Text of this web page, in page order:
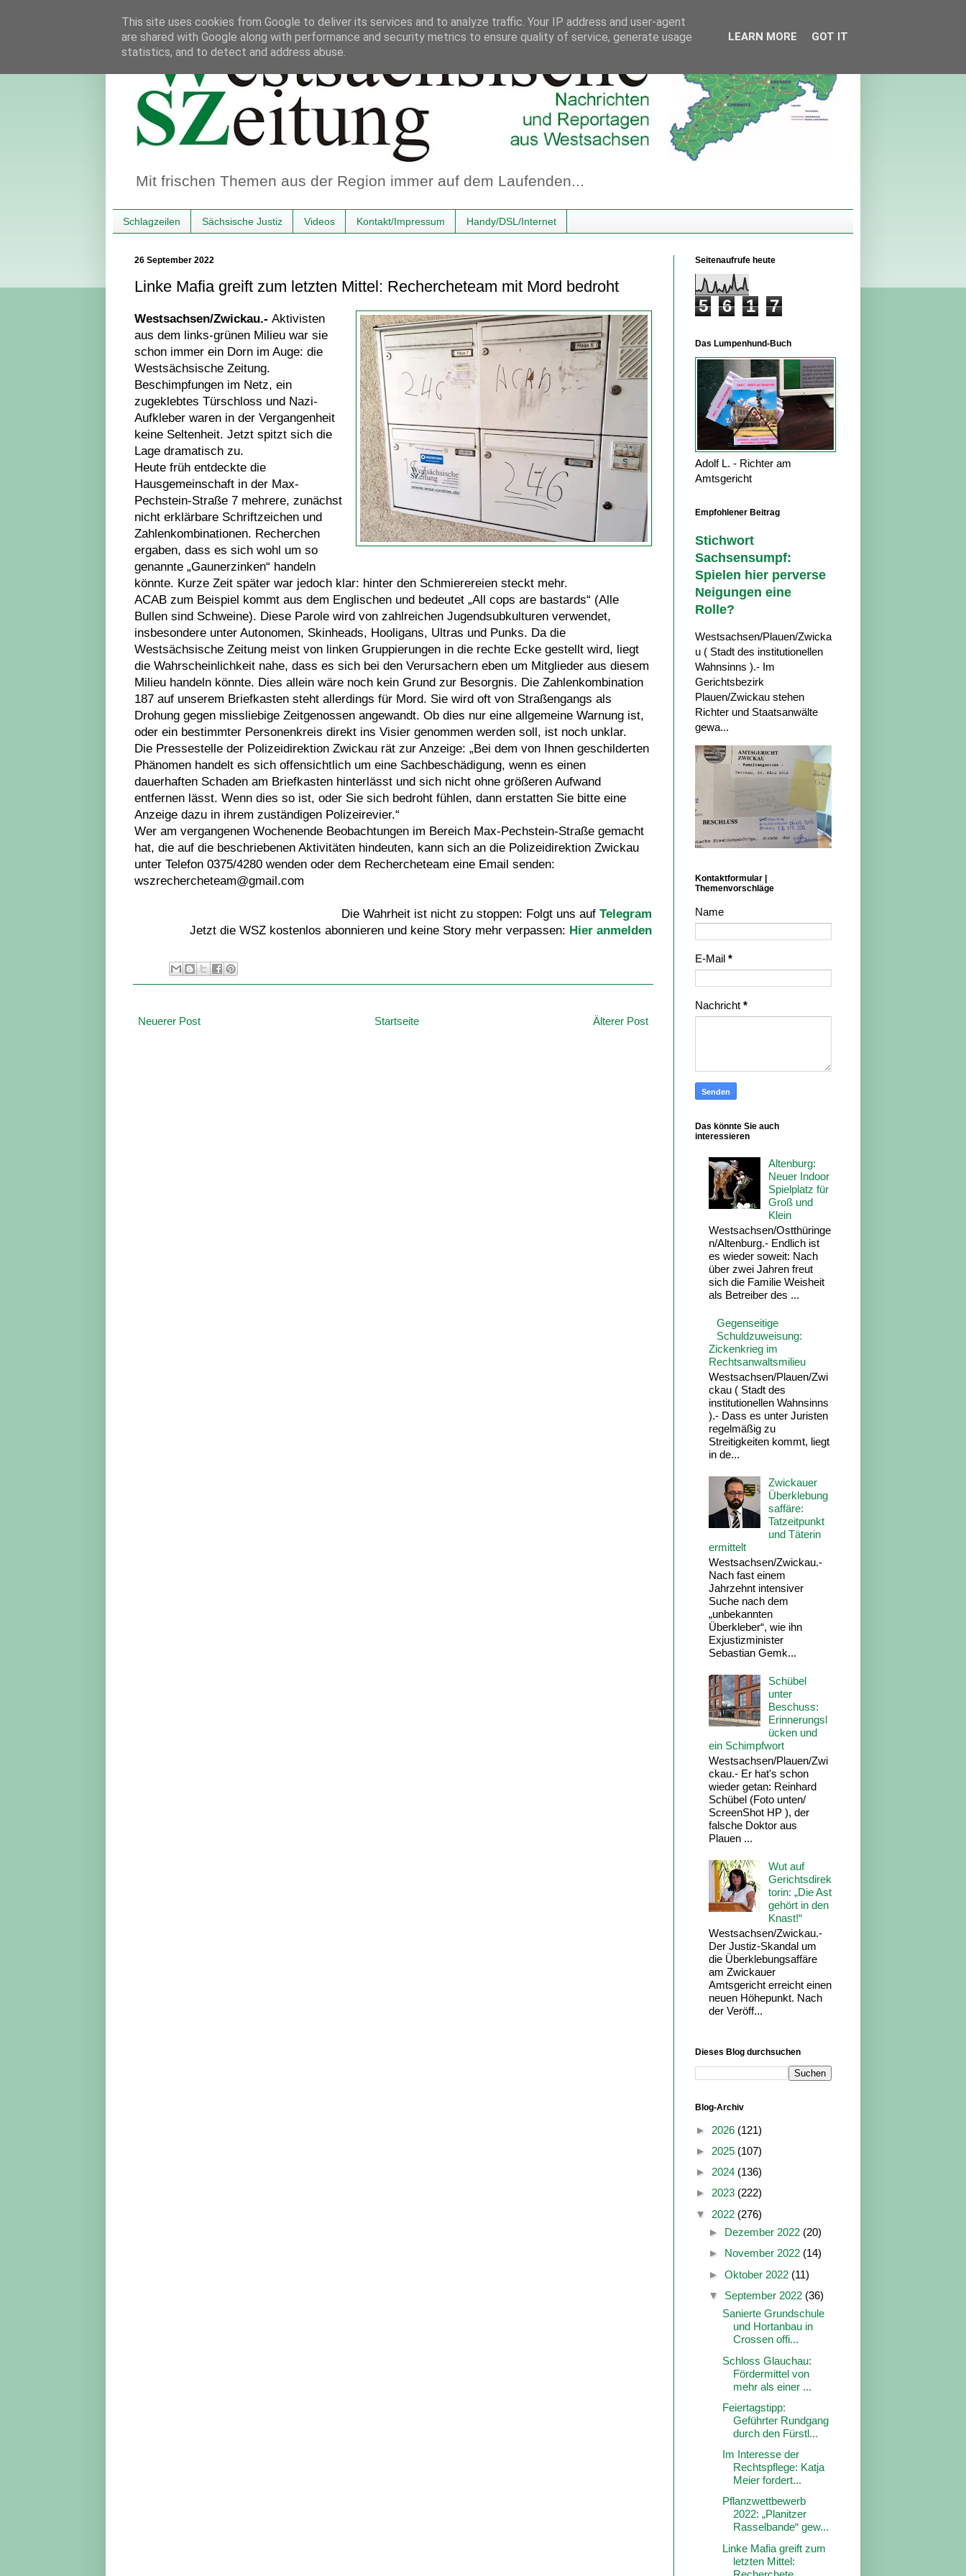
Mit frischen Themen aus der Region immer auf dem Laufenden...
Schlagzeilen Sächsische Justiz Videos Kontakt/Impressum Handy/DSL/Internet
26 September 2022
Linke Mafia greift zum letzten Mittel: Rechercheteam mit Mord bedroht
Westsachsen/Zwickau.- Aktivisten
aus dem links-grünen Milieu war sie
schon immer ein Dorn im Auge: die
Westsächsische Zeitung.
Beschimpfungen im Netz, ein
zugeklebtes Türschloss und Nazi-
Aufkleber waren in der Vergangenheit
keine Seltenheit. Jetzt spitzt sich die
Lage dramatisch zu.
Heute früh entdeckte die
Hausgemeinschaft in der Max-
Pechstein-Straße 7 mehrere, zunächst
nicht erklärbare Schriftzeichen und
Zahlenkombinationen. Recherchen
ergaben, dass es sich wohl um so
genannte „Gaunerzinken“ handeln
könnte. Kurze Zeit später war jedoch klar: hinter den Schmierereien steckt mehr.
ACAB zum Beispiel kommt aus dem Englischen und bedeutet „All cops are bastards“ (Alle
Bullen sind Schweine). Diese Parole wird von zahlreichen Jugendsubkulturen verwendet,
insbesondere unter Autonomen, Skinheads, Hooligans, Ultras und Punks. Da die
Westsächsische Zeitung meist von linken Gruppierungen in die rechte Ecke gestellt wird, liegt
die Wahrscheinlichkeit nahe, dass es sich bei den Verursachern eben um Mitglieder aus diesem
Milieu handeln könnte. Dies allein wäre noch kein Grund zur Besorgnis. Die Zahlenkombination
187 auf unserem Briefkasten steht allerdings für Mord. Sie wird oft von Straßengangs als
Drohung gegen missliebige Zeitgenossen angewandt. Ob dies nur eine allgemeine Warnung ist,
oder ein bestimmter Personenkreis direkt ins Visier genommen werden soll, ist noch unklar.
Die Pressestelle der Polizeidirektion Zwickau rät zur Anzeige: „Bei dem von Ihnen geschilderten
Phänomen handelt es sich offensichtlich um eine Sachbeschädigung, wenn es einen
dauerhaften Schaden am Briefkasten hinterlässt und sich nicht ohne größeren Aufwand
entfernen lässt. Wenn dies so ist, oder Sie sich bedroht fühlen, dann erstatten Sie bitte eine
Anzeige dazu in ihrem zuständigen Polizeirevier.“
Wer am vergangenen Wochenende Beobachtungen im Bereich Max-Pechstein-Straße gemacht
hat, die auf die beschriebenen Aktivitäten hindeuten, kann sich an die Polizeidirektion Zwickau
unter Telefon 0375/4280 wenden oder dem Rechercheteam eine Email senden:
wszrechercheteam@gmail.com
Die Wahrheit ist nicht zu stoppen: Folgt uns auf Telegram
Jetzt die WSZ kostenlos abonnieren und keine Story mehr verpassen: Hier anmelden
Neuerer Post Älterer Post
Startseite
Seitenaufrufe heute
5 6 1 7
Das Lumpenhund-Buch
Adolf L. - Richter am
Amtsgericht
Empfohlener Beitrag
Stichwort
Sachsensumpf:
Spielen hier perverse
Neigungen eine
Rolle?
Westsachsen/Plauen/Zwicka
u ( Stadt des institutionellen
Wahnsinns ).- Im
Gerichtsbezirk
Plauen/Zwickau stehen
Richter und Staatsanwälte
gewa...
Kontaktformular |
Themenvorschläge
Name
E-Mail *
Nachricht *
Das könnte Sie auch
interessieren
Altenburg:
Neuer Indoor
Spielplatz für
Groß und
Klein
Westsachsen/Ostthüringe
n/Altenburg.- Endlich ist
es wieder soweit: Nach
über zwei Jahren freut
sich die Familie Weisheit
als Betreiber des ...
Gegenseitige
Schuldzuweisung:
Zickenkrieg im
Rechtsanwaltsmilieu
Westsachsen/Plauen/Zwi
ckau ( Stadt des
institutionellen Wahnsinns
).- Dass es unter Juristen
regelmäßig zu
Streitigkeiten kommt, liegt
in de...
Zwickauer
Überklebung
saffäre:
Tatzeitpunkt
und Täterin
ermittelt
Westsachsen/Zwickau.-
Nach fast einem
Jahrzehnt intensiver
Suche nach dem
„unbekannten
Überkleber“, wie ihn
Exjustizminister
Sebastian Gemk...
Schübel
unter
Beschuss:
Erinnerungsl
ücken und
ein Schimpfwort
Westsachsen/Plauen/Zwi
ckau.- Er hat's schon
wieder getan: Reinhard
Schübel (Foto unten/
ScreenShot HP ), der
falsche Doktor aus
Plauen ...
Wut auf
Gerichtsdirek
torin: „Die Ast
gehört in den
Knast!“
Westsachsen/Zwickau.-
Der Justiz-Skandal um
die Überklebungsaffäre
am Zwickauer
Amtsgericht erreicht einen
neuen Höhepunkt. Nach
der Veröff...
Dieses Blog durchsuchen
Blog-Archiv
► 2026 (121)
► 2025 (107)
► 2024 (136)
► 2023 (222)
▼ 2022 (276)
► Dezember 2022 (20)
► November 2022 (14)
► Oktober 2022 (11)
▼ September 2022 (36)
Sanierte Grundschule
und Hortanbau in
Crossen offi...
Schloss Glauchau:
Fördermittel von
mehr als einer ...
Feiertagstipp:
Geführter Rundgang
durch den Fürstl...
Im Interesse der
Rechtspflege: Katja
Meier fordert...
Pflanzwettbewerb
2022: „Planitzer
Rasselbande“ gew...
Linke Mafia greift zum
letzten Mittel:
This site uses cookies from Google to deliver its services and to analyze traffic. Your IP address and user-agent
are shared with Google along with performance and security metrics to ensure quality of service, generate usage
statistics, and to detect and address abuse.
LEARN MORE GOT IT